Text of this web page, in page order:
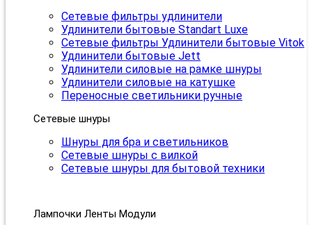
Сетевые фильтры удлинители
Удлинители бытовые Standart Luxe
Сетевые фильтры Удлинители бытовые Vitok
Удлинители бытовые Jett
Удлинители силовые на рамке шнуры
Удлинители силовые на катушке
Переносные светильники ручные
Сетевые шнуры
Шнуры для бра и светильников
Сетевые шнуры с вилкой
Сетевые шнуры для бытовой техники
Лампочки Ленты Модули